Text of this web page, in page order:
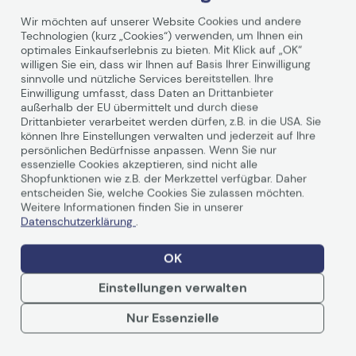
Technische Daten
Allgemein
Hersteller
OKI
Herst. Art. Nr.
EAN
5031713055785
Hauptmerkmale
Produktbeschreibung
OKI - Tonerpatrone -
Cyan
Weiterlesen
Wir möchten auf unserer Website Cookies und andere
Technologien (kurz „Cookies“) verwenden, um Ihnen ein
optimales Einkaufserlebnis zu bieten. Mit Klick auf „OK“
willigen Sie ein, dass wir Ihnen auf Basis Ihrer Einwilligung
sinnvolle und nützliche Services bereitstellen. Ihre
Einwilligung umfasst, dass Daten an Drittanbieter
außerhalb der EU übermittelt und durch diese
Drittanbieter verarbeitet werden dürfen, z.B. in die USA. Sie
können Ihre Einstellungen verwalten und jederzeit auf Ihre
persönlichen Bedürfnisse anpassen. Wenn Sie nur
essenzielle Cookies akzeptieren, sind nicht alle
Shopfunktionen wie z.B. der Merkzettel verfügbar. Daher
entscheiden Sie, welche Cookies Sie zulassen möchten.
Weitere Informationen finden Sie in unserer
Datenschutzerklärung .
OK
Einstellungen verwalten
Nur Essenzielle